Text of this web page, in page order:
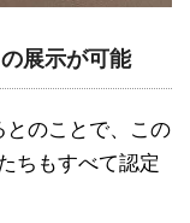
展示が可能
のことで、この
ちもすべて認定